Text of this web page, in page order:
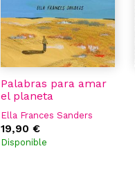
Palabras para amar
el planeta
Ella Frances Sanders
19,90 €
Disponible